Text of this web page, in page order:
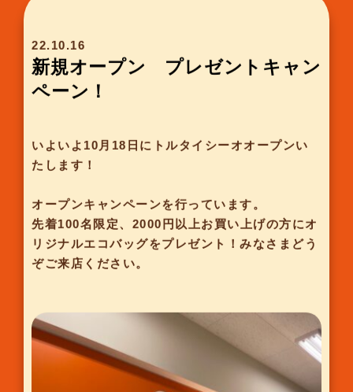
22.10.16
新規オープン プレゼントキャン
ペーン！
いよいよ10月18日にトルタイシーオオープンい
たします！
オープンキャンペーンを行っています。
先着100名限定、2000円以上お買い上げの方にオ
リジナルエコバッグをプレゼント！みなさまどう
ぞご来店ください。